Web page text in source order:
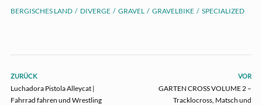
BERGISCHES LAND DIVERGE GRAVEL GRAVELBIKE SPECIALIZED
ZURÜCK
Luchadora Pistola Alleycat |
Fahrrad fahren und Wrestling
VOR
GARTEN CROSS VOLUME 2 –
Tracklocross, Matsch und